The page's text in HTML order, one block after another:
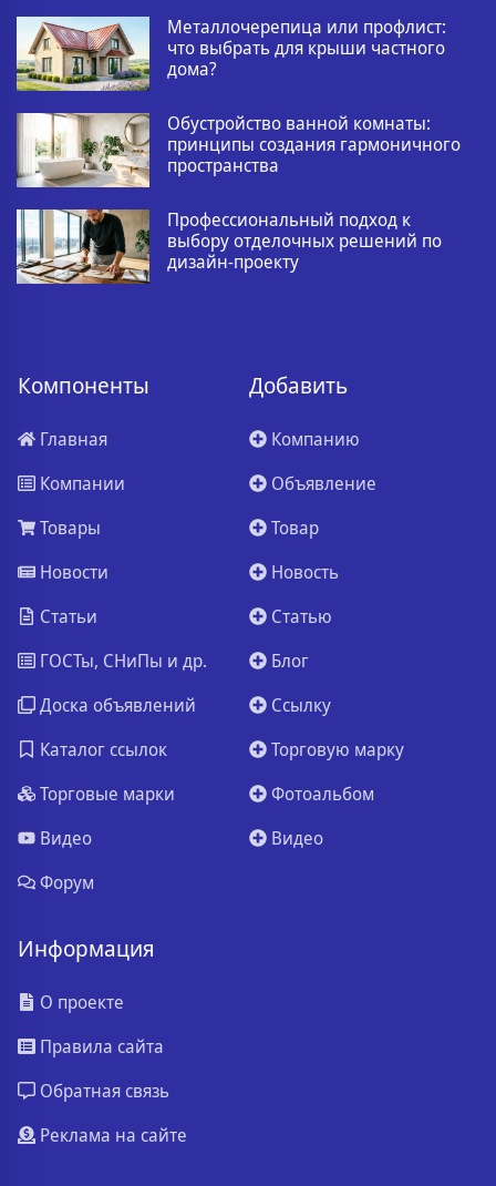
Металлочерепица или профлист:
что выбрать для крыши частного
дома?
Обустройство ванной комнаты:
принципы создания гармоничного
пространства
Профессиональный подход к
выбору отделочных решений по
дизайн-проекту
Компоненты
Главная
Компании
Товары
Новости
Статьи
ГОСТы, СНиПы и др.
Доска объявлений
Каталог ссылок
Торговые марки
Видео
Форум
Добавить
Компанию
Объявление
Товар
Новость
Статью
Блог
Ссылку
Торговую марку
Фотоальбом
Видео
Информация
О проекте
Правила сайта
Обратная связь
Реклама на сайте